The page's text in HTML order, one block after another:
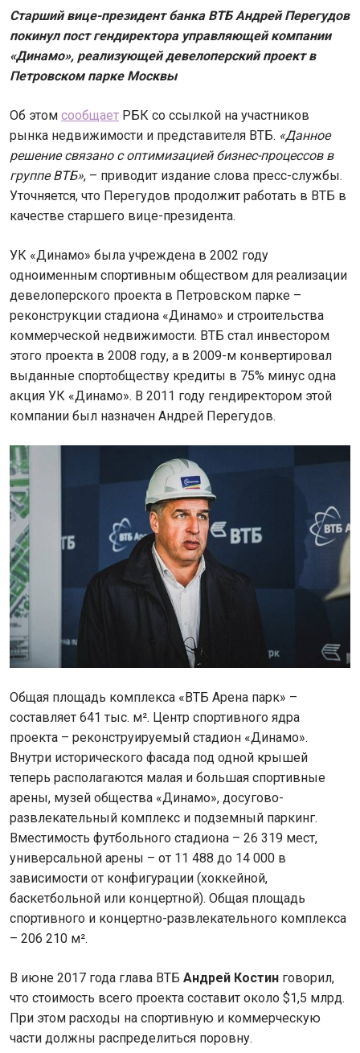
Старший вице-президент банка ВТБ Андрей Перегудов
покинул пост гендиректора управляющей компании
«Динамо», реализующей девелоперский проект в
Петровском парке Москвы
Об этом сообщает РБК со ссылкой на участников
рынка недвижимости и представителя ВТБ. «Данное
решение связано с оптимизацией бизнес-процессов в
группе ВТБ», – приводит издание слова пресс-службы.
Уточняется, что Перегудов продолжит работать в ВТБ в
качестве старшего вице-президента.
УК «Динамо» была учреждена в 2002 году
одноименным спортивным обществом для реализации
девелоперского проекта в Петровском парке –
реконструкции стадиона «Динамо» и строительства
коммерческой недвижимости. ВТБ стал инвестором
этого проекта в 2008 году, а в 2009-м конвертировал
выданные спортобществу кредиты в 75% минус одна
акция УК «Динамо». В 2011 году гендиректором этой
компании был назначен Андрей Перегудов.
Общая площадь комплекса «ВТБ Арена парк» –
составляет 641 тыс. м². Центр спортивного ядра
проекта – реконструируемый стадион «Динамо».
Внутри исторического фасада под одной крышей
теперь располагаются малая и большая спортивные
арены, музей общества «Динамо», досугово-
развлекательный комплекс и подземный паркинг.
Вместимость футбольного стадиона – 26 319 мест,
универсальной арены – от 11 488 до 14 000 в
зависимости от конфигурации (хоккейной,
баскетбольной или концертной). Общая площадь
спортивного и концертно-развлекательного комплекса
– 206 210 м².
В июне 2017 года глава ВТБ Андрей Костин говорил,
что стоимость всего проекта составит около $1,5 млрд.
При этом расходы на спортивную и коммерческую
части должны распределиться поровну.